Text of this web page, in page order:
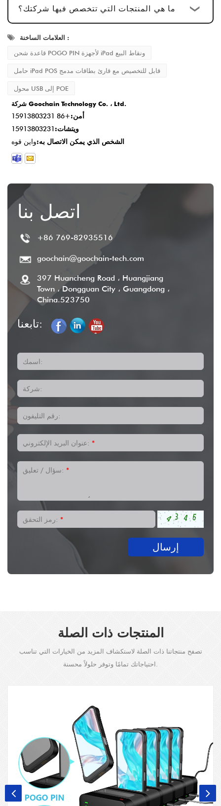
ونحن نقدم خدمة ما بعد البيع شاملة لضمان رضا
العملاء.
ما هي المنتجات التي تتخصص فيها شركتك؟
العلامات الساخنة :
قاعدة شحن POGO PIN لأجهزة iPad ونقاط البيع
حامل iPad POS قابل للتخصيص مع قارئ بطاقات مدمج
محول USB إلى POE
شركة Goochain Technology Co. ، Ltd.
أمن:+86 15913803231
ويتشات:15913803231
الشخص الذي يمكن الاتصال به:واين قوه
اتصل بنا
+86 769-82935516
goochain@goochain-tech.com
397 Huancheng Road ، Huangjiang
Town ، Dongguan City ، Guangdong ،
China.523750
تابعنا:
اسمك:
شركة:
رقم التليفون:
عنوان البريد الإلكتروني: *
سؤال / تعليق: *
رمز التحقق: *
إرسال
المنتجات ذات الصلة
تصفح منتجاتنا ذات الصلة لاستكشاف المزيد من الخيارات التي تناسب